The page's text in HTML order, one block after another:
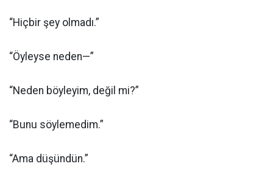
“Hiçbir şey olmadı.”
“Öyleyse neden—”
“Neden böyleyim, değil mi?”
“Bunu söylemedim.”
“Ama düşündün.”